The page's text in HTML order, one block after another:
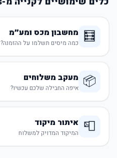
🧮 מחשבון מכס ומע״מ
כמה מיסים תשלמו על ההזמנה?
📦 מעקב משלוחים
איפה החבילה שלכם עכשיו?
📮 איתור מיקוד
המיקוד המדויק למשלוח